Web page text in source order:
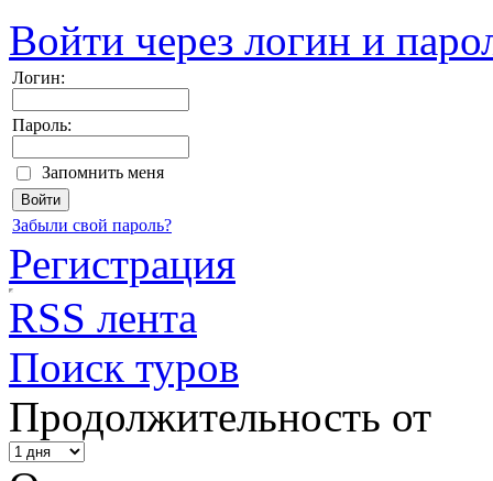
Войти через логин и
Логин:
Пароль:
Запомнить меня
Забыли свой пароль?
Регистрация
RSS лента
Поиск туров
Продолжительность от